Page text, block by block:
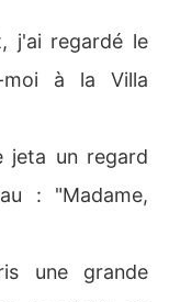
j'ai regardé le
moi à la Villa
jeta un regard
: "Madame,
une grande